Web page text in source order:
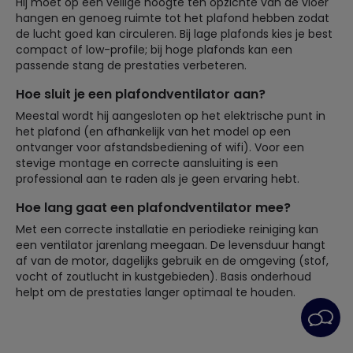
hangen en genoeg ruimte tot het plafond hebben zodat
de lucht goed kan circuleren. Bij lage plafonds kies je best
compact of low-profile; bij hoge plafonds kan een
passende stang de prestaties verbeteren.
Hoe sluit je een plafondventilator aan?
Meestal wordt hij aangesloten op het elektrische punt in
het plafond (en afhankelijk van het model op een
ontvanger voor afstandsbediening of wifi). Voor een
stevige montage en correcte aansluiting is een
professional aan te raden als je geen ervaring hebt.
Hoe lang gaat een plafondventilator mee?
Met een correcte installatie en periodieke reiniging kan
een ventilator jarenlang meegaan. De levensduur hangt
af van de motor, dagelijks gebruik en de omgeving (stof,
vocht of zoutlucht in kustgebieden). Basis onderhoud
helpt om de prestaties langer optimaal te houden.